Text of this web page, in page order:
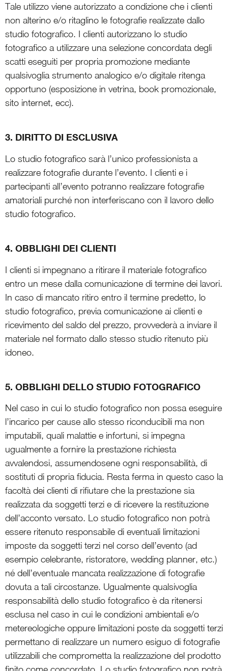
Tale utilizzo viene autorizzato a condizione che i clienti
non alterino e/o ritaglino le fotografie realizzate dallo
studio fotografico. I clienti autorizzano lo studio
fotografico a utilizzare una selezione concordata degli
scatti eseguiti per propria promozione mediante
qualsivoglia strumento analogico e/o digitale ritenga
opportuno (esposizione in vetrina, book promozionale,
sito internet, ecc).
3. DIRITTO DI ESCLUSIVA
Lo studio fotografico sarà l’unico professionista a
realizzare fotografie durante l’evento. I clienti e i
partecipanti all’evento potranno realizzare fotografie
amatoriali purché non interferiscano con il lavoro dello
studio fotografico.
4. OBBLIGHI DEI CLIENTI
I clienti si impegnano a ritirare il materiale fotografico
entro un mese dalla comunicazione di termine dei lavori.
In caso di mancato ritiro entro il termine predetto, lo
studio fotografico, previa comunicazione ai clienti e
ricevimento del saldo del prezzo, provvederà a inviare il
materiale nel formato dallo stesso studio ritenuto più
idoneo.
5. OBBLIGHI DELLO STUDIO FOTOGRAFICO
Nel caso in cui lo studio fotografico non possa eseguire
l’incarico per cause allo stesso riconducibili ma non
imputabili, quali malattie e infortuni, si impegna
ugualmente a fornire la prestazione richiesta
avvalendosi, assumendosene ogni responsabilità, di
sostituti di propria fiducia. Resta ferma in questo caso la
facoltà dei clienti di rifiutare che la prestazione sia
realizzata da soggetti terzi e di ricevere la restituzione
dell’acconto versato. Lo studio fotografico non potrà
essere ritenuto responsabile di eventuali limitazioni
imposte da soggetti terzi nel corso dell’evento (ad
esempio celebrante, ristoratore, wedding planner, etc.)
né dell’eventuale mancata realizzazione di fotografie
dovuta a tali circostanze. Ugualmente qualsivoglia
responsabilità dello studio fotografico è da ritenersi
esclusa nel caso in cui le condizioni ambientali e/o
metereologiche oppure limitazioni poste da soggetti terzi
permettano di realizzare un numero esiguo di fotografie
utilizzabili che comprometta la realizzazione del prodotto